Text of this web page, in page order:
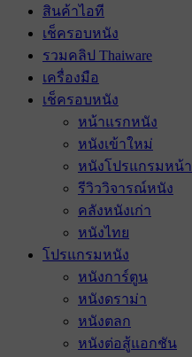
สินค้าไอที
เช็ครอบหนัง
รวมคลิป Thaiware
เครื่องมือ
เช็ครอบหนัง
หน้าแรกหนัง
หนังเข้าใหม่
หนังโปรแกรมหน้า
รีวิววิจารณ์หนัง
คลังหนังเก่า
หนังไทย
โปรแกรมหนัง
หนังการ์ตูน
หนังดราม่า
หนังตลก
หนังต่อสู้แอกชัน